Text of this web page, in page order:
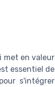
met en valeur
essentiel de
s'intégrer